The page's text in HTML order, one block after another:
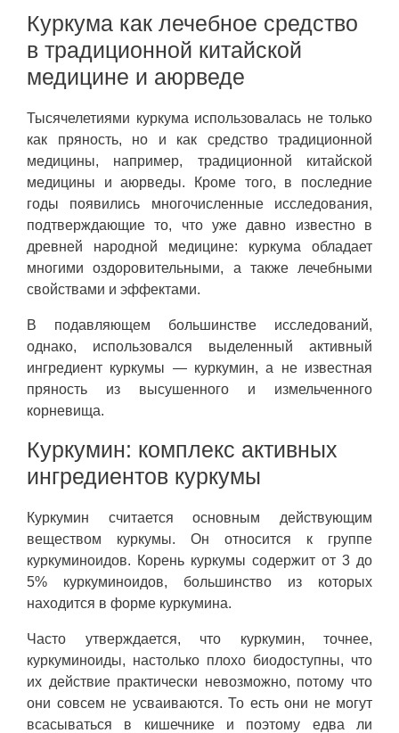
Куркума как лечебное средство
в традиционной китайской
медицине и аюрведе
Тысячелетиями куркума использовалась не только
как пряность, но и как средство традиционной
медицины, например, традиционной китайской
медицины и аюрведы. Кроме того, в последние
годы появились многочисленные исследования,
подтверждающие то, что уже давно известно в
древней народной медицине: куркума обладает
многими оздоровительными, а также лечебными
свойствами и эффектами.
В подавляющем большинстве исследований,
однако, использовался выделенный активный
ингредиент куркумы — куркумин, а не известная
пряность из высушенного и измельченного
корневища.
Куркумин: комплекс активных
ингредиентов куркумы
Куркумин считается основным действующим
веществом куркумы. Он относится к группе
куркуминоидов. Корень куркумы содержит от 3 до
5% куркуминоидов, большинство из которых
находится в форме куркумина.
Часто утверждается, что куркумин, точнее,
куркуминоиды, настолько плохо биодоступны, что
их действие практически невозможно, потому что
они совсем не усваиваются. То есть они не могут
всасываться в кишечнике и поэтому едва ли